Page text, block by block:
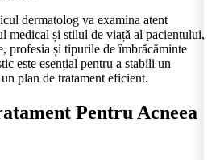
dermatolog va examina atent
medical și stilul de viață al pacientului,
profesia și tipurile de îmbrăcăminte
este esențial pentru a stabili un
plan de tratament eficient.
Pentru Acneea